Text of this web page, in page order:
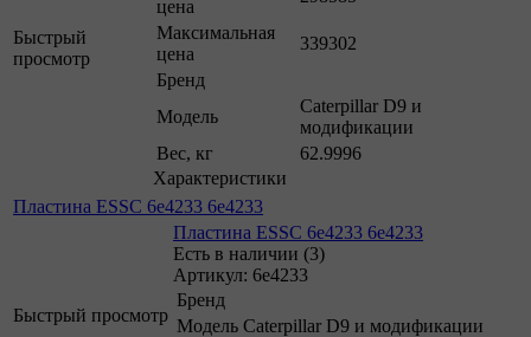
Быстрый
просмотр
цена
Максимальная
цена
339302
Бренд
Модель
Caterpillar D9 и
модификации
Вес, кг
62.9996
Характеристики
Пластина ESSC 6e4233 6e4233
Быстрый просмотр
Пластина ESSC 6e4233 6e4233
Есть в наличии (3)
Артикул: 6e4233
Бренд
Модель Caterpillar D9 и модификации